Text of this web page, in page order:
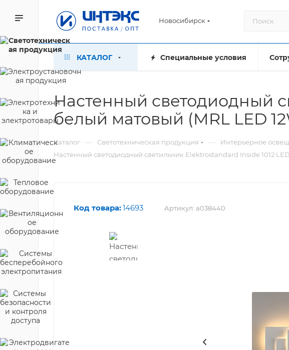
Новосибирск
КАТАЛОГ Специальные условия
Настенный светодиодный
белый матовый (MRL LED
Каталог — Светотехническая продукция — Интерьерное
Настенный светодиодный светильник Elektrostandard Inside 1012
Код товара:14693 Артикул: a038440